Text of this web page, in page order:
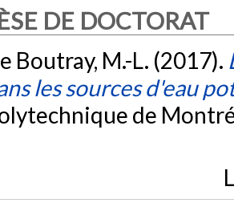
DE DOCTORAT
Boutray, M.-L. (2017).
les sources d'eau
de